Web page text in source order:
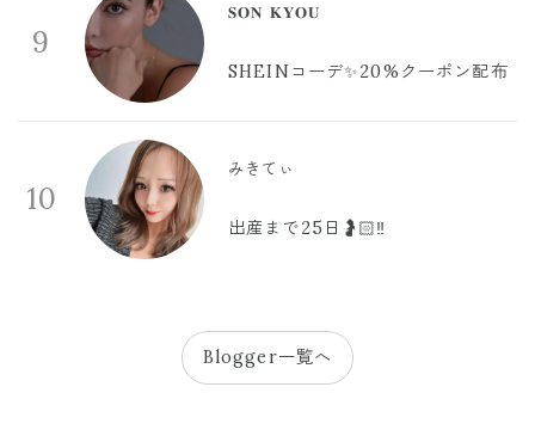
9
𝐒𝐎𝐍 𝐊𝐘𝐎𝐔
SHEINコーデ✨20%クーポン配布
10
みきてぃ
出産まで25日🤰🏻‼️
Blogger一覧へ